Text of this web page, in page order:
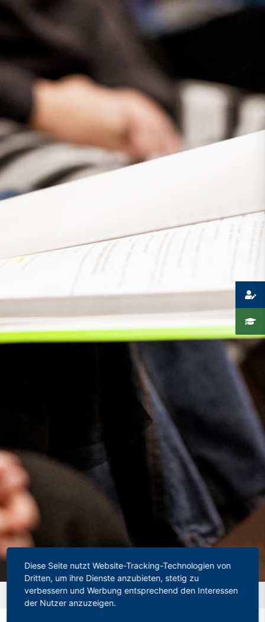
Presse
Startseite»„Viele Lehrkräfte sind am Limit“
Diese Seite nutzt Website-Tracking-Technologien von
Dritten, um ihre Dienste anzubieten, stetig zu
verbessern und Werbung entsprechend den Interessen
der Nutzer anzuzeigen.